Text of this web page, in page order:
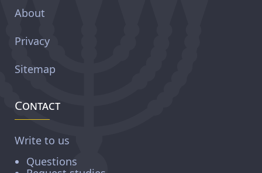
About
Privacy
Sitemap
Contact
Write to us
Questions